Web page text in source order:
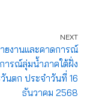
NEXT
ยงานและคาดการณ์
ารณ์ลุ่มน้ำภาคใต้ฝั่ง
นตก ประจำวันที่ 16
ธันวาคม 2568